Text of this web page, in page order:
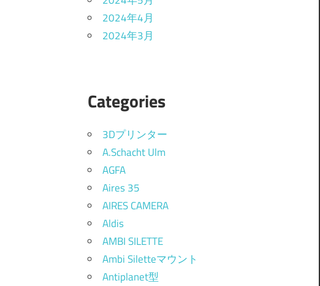
2024年4月
2024年3月
Categories
3Dプリンター
A.Schacht Ulm
AGFA
Aires 35
AIRES CAMERA
Aldis
AMBI SILETTE
Ambi Siletteマウント
Antiplanet型